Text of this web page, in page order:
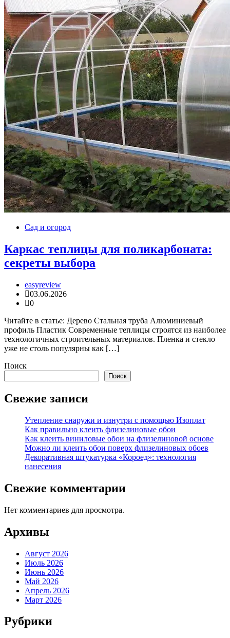
Сад и огород
Каркас теплицы для поликарбоната:
секреты выбора
easyreview
03.06.2026
0
Читайте в статье: Дерево Стальная труба Алюминиевый
профиль Пластик Современные теплицы строятся из наиболее
технологичных строительных материалов. Пленка и стекло
уже не столь популярны как […]
Поиск
Поиск
Свежие записи
Утепление снаружи и изнутри с помощью Изоплат
Как правильно клеить флизелиновые обои
Как клеить виниловые обои на флизелиновой основе
Можно ли клеить обои поверх флизелиновых обоев
Декоративная штукатурка «Короед»: технология
нанесения
Свежие комментарии
Нет комментариев для просмотра.
Архивы
Август 2026
Июль 2026
Июнь 2026
Май 2026
Апрель 2026
Март 2026
Рубрики